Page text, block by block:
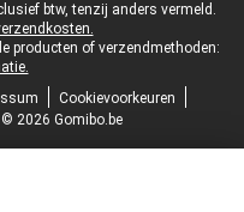
btw, tenzij anders vermeld.
producten of verzendmethoden:
Cookievoorkeuren
© 2026 Gomibo.be